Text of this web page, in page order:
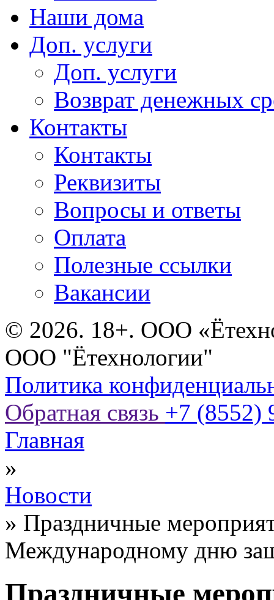
Наши дома
Доп. услуги
Доп. услуги
Возврат денежных
Контакты
Контакты
Реквизиты
Вопросы и ответы
Оплата
Полезные ссылки
Вакансии
© 2026. 18+. ООО
ООО "Ётехнологии"
Политика
Обратная связь +7 (8552)
Главная
»
Новости
» Праздничные
Международному дню
Праздничные